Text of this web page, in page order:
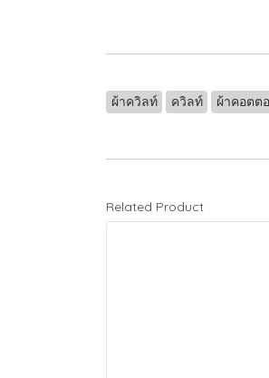
ผ้าควิลท์ ควิลท์ ผ้าคอตต
Related Product